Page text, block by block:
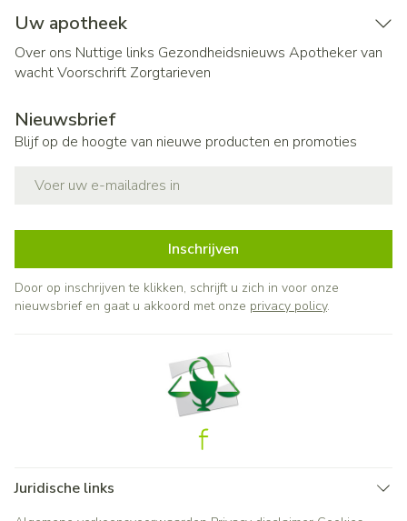
Uw apotheek
Over ons Nuttige links Gezondheidsnieuws Apotheker van
wachtVoorschrift Zorgtarieven
Nieuwsbrief
Blijf op de hoogte van nieuwe producten en promoties
Inschrijven
Door op inschrijven te klikken, schrijft u zich in voor onze
nieuwsbrief en gaat u akkoord met onze privacy policy.
Juridische links